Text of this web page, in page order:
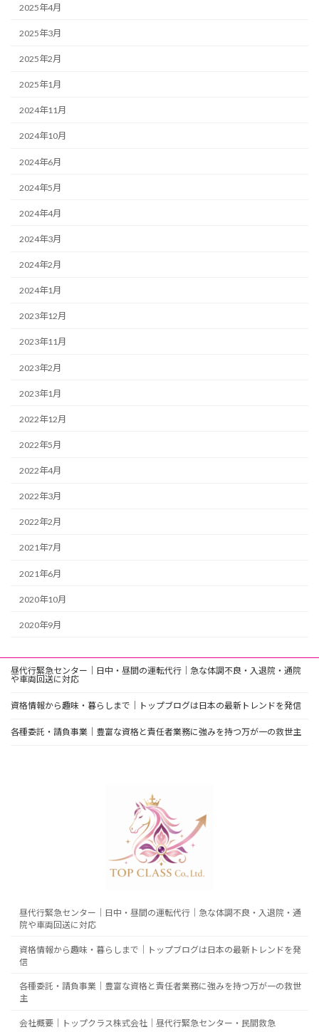
2025年4月
2025年3月
2025年2月
2025年1月
2024年11月
2024年10月
2024年6月
2024年5月
2024年4月
2024年3月
2024年2月
2024年1月
2023年12月
2023年11月
2023年2月
2023年1月
2022年12月
2022年5月
2022年4月
2022年3月
2022年2月
2021年7月
2021年6月
2020年10月
2020年9月
昼代行緊急センター｜日中・昼間の運転代行｜急な体調不良・入退院・通院
や車両回送に対応
資格情報から趣味・暮らしまで｜トップブログは日本の最新トレンドを発信
各種委託・請負事業｜豊富な資格と責任者業務に強みを持つ万が一の救世主
昼代行緊急センター｜日中・昼間の運転代行｜急な体調不良・入退院・通
院や車両回送に対応
資格情報から趣味・暮らしまで｜トップブログは日本の最新トレンドを発
信
各種委託・請負事業｜豊富な資格と責任者業務に強みを持つ万が一の救世
主
会社概要｜トップクラス株式会社｜昼代行緊急センター・民間救急